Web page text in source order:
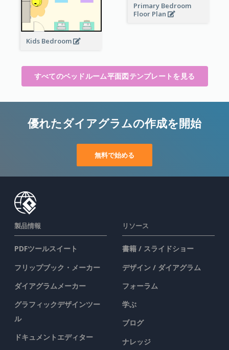
Primary Bedroom
Floor Plan
Kids Bedroom
すべてのベッドルーム平面図テンプレートを見る
優れたダイアグラムの作成を開始
無料で始める
製品情報
PDFツールスイート
フリップブック・メーカー
ダイアグラムメーカー
グラフィックデザインツー
ル
ドキュメントエディター
リソース
書籍 / スライドショー
デザイン / ダイアグラム
フォーラム
学ぶ
ブログ
ナレッジ